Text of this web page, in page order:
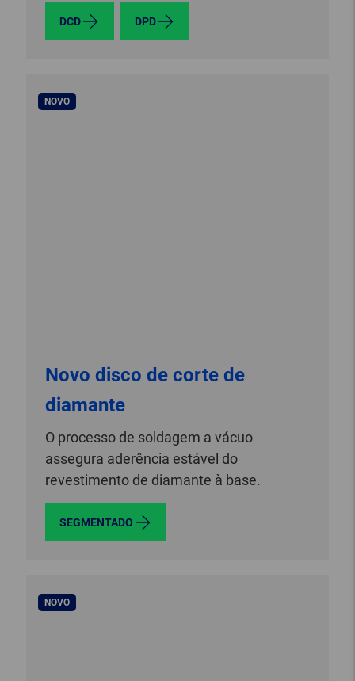
DCD DPD
NOVO
Novo disco de corte de
diamante
O processo de soldagem a vácuo
assegura aderência estável do
revestimento de diamante à base.
SEGMENTADO
NOVO